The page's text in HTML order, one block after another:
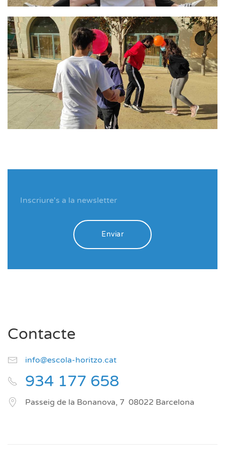
Enviar
Contacte
info@escola-horitzo.cat
934 177 658
Passeig de la Bonanova, 7 08022 Barcelona